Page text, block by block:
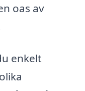
oas av
enkelt